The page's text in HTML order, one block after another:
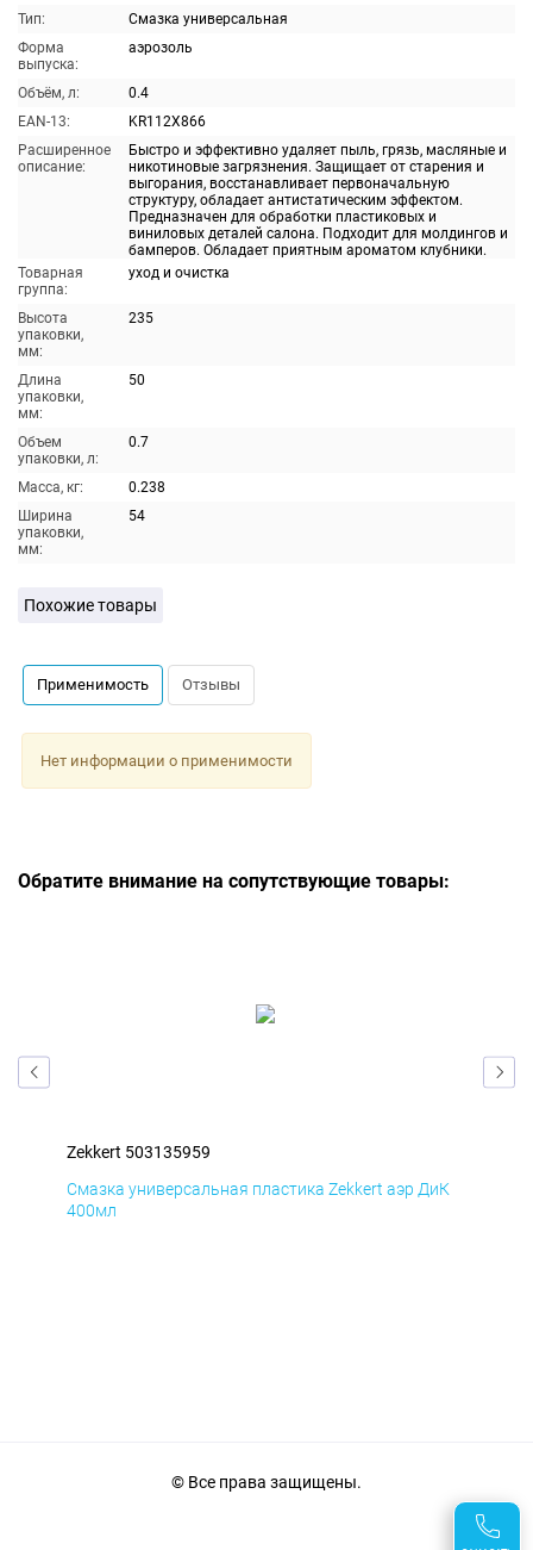
Тип:
Смазка универсальная
Форма
выпуска:
аэрозоль
Объём, л:
0.4
EAN-13:
KR112X866
Расширенное
описание:
Быстро и эффективно удаляет пыль, грязь, масляные и
никотиновые загрязнения. Защищает от старения и
выгорания, восстанавливает первоначальную
структуру, обладает антистатическим эффектом.
Предназначен для обработки пластиковых и
виниловых деталей салона. Подходит для молдингов и
бамперов. Обладает приятным ароматом клубники.
Товарная
группа:
уход и очистка
Высота
упаковки,
мм:
235
Длина
упаковки,
мм:
50
Объем
упаковки, л:
0.7
Масса, кг:
0.238
Ширина
упаковки,
мм:
54
Похожие товары
Применимость Отзывы
Нет информации о применимости
Обратите внимание на сопутствующие товары:
Zekkert 503135959
Смазка универсальная пластика Zekkert аэр ДиК
400мл
© Все права защищены.